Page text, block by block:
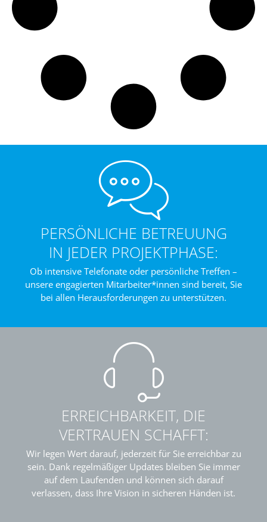
PERSÖNLICHE BETREUUNG
IN JEDER PROJEKTPHASE:
Ob intensive Telefonate oder persönliche Treffen –
unsere engagierten Mitarbeiter*innen sind bereit, Sie
bei allen Herausforderungen zu unterstützen.
ERREICHBARKEIT, DIE
VERTRAUEN SCHAFFT:
Wir legen Wert darauf, jederzeit für Sie erreichbar zu
sein. Dank regelmäßiger Updates bleiben Sie immer
auf dem Laufenden und können sich darauf
verlassen, dass Ihre Vision in sicheren Händen ist.